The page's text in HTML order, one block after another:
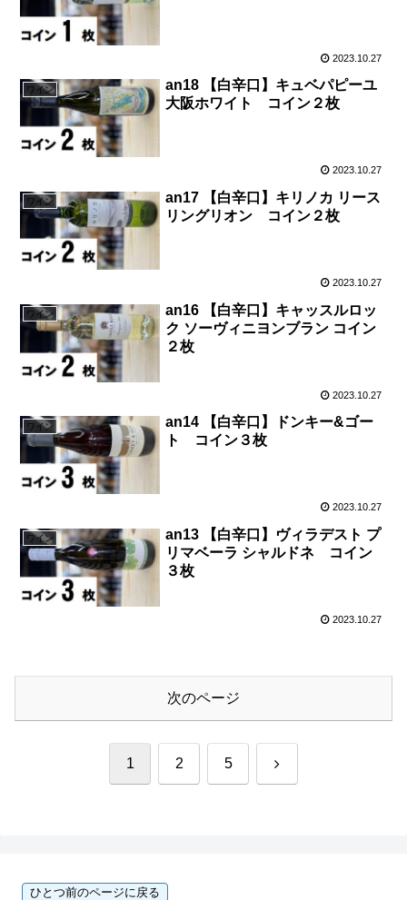
2023.10.27
ワイン
an18 【白辛口】キュベパピーユ
大阪ホワイト コイン２枚
2023.10.27
ワイン
an17 【白辛口】キリノカ リース
リングリオン コイン２枚
2023.10.27
ワイン
an16 【白辛口】キャッスルロッ
ク ソーヴィニヨンブラン コイン
２枚
2023.10.27
ワイン
an14 【白辛口】ドンキー&ゴー
ト コイン３枚
2023.10.27
ワイン
an13 【白辛口】ヴィラデスト プ
リマベーラ シャルドネ コイン
３枚
2023.10.27
次のページ
1 2 5 次